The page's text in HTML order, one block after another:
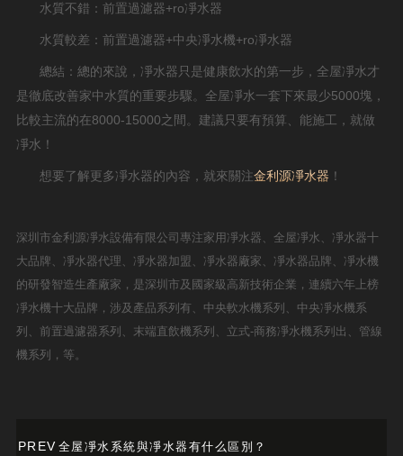
水質不錯：前置過濾器+ro凈水器
水質較差：前置過濾器+中央凈水機+ro凈水器
總結：總的來說，凈水器只是健康飲水的第一步，全屋凈水才
是徹底改善家中水質的重要步驟。全屋凈水一套下來最少5000塊，
比較主流的在8000-15000之間。建議只要有預算、能施工，就做
凈水！
想要了解更多凈水器的內容，就來關注金利源凈水器 ！
深圳市金利源凈水設備有限公司專注家用凈水器、全屋凈水、凈水器十
大品牌、凈水器代理、凈水器加盟、凈水器廠家、凈水器品牌、凈水機
的研發智造生產廠家，是深圳市及國家級高新技術企業，連續六年上榜
凈水機十大品牌，涉及產品系列有、中央軟水機系列、中央凈水機系
列、前置過濾器系列、末端直飲機系列、立式-商務凈水機系列出、管線
機系列，等。
PREV 全屋凈水系統與凈水器有什么區別？